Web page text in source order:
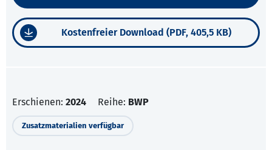
Kostenfreier Download (PDF, 405,5 KB)
Erschienen: 2024 Reihe: BWP
Zusatzmaterialien verfügbar